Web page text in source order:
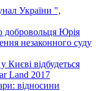
України ",
добровольця Юрія
незаконного суду
Києві відбудеться
Land 2017
відносини